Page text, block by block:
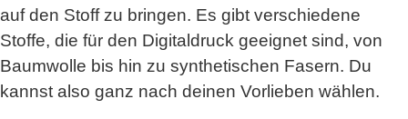
auf den Stoff zu bringen. Es gibt verschiedene
Stoffe, die für den Digitaldruck geeignet sind, von
Baumwolle bis hin zu synthetischen Fasern. Du
kannst also ganz nach deinen Vorlieben wählen.